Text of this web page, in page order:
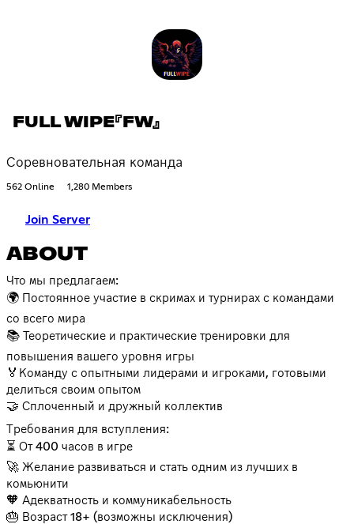
FULL WIPE『FW』
Соревновательная команда
562 Online 1,280 Members
Join Server
ABOUT
Что мы предлагаем:
🌍 Постоянное участие в скримах и турнирах с командами
со всего мира
📚 Теоретические и практические тренировки для
повышения вашего уровня игры
🏅Команду с опытными лидерами и игроками, готовыми
делиться своим опытом
🤝 Сплоченный и дружный коллектив
Требования для вступления:
⏳ От 400 часов в игре
🚀 Желание развиваться и стать одним из лучших в
комьюнити
🧡 Адекватность и коммуникабельность
🎂 Возраст 18+ (возможны исключения)